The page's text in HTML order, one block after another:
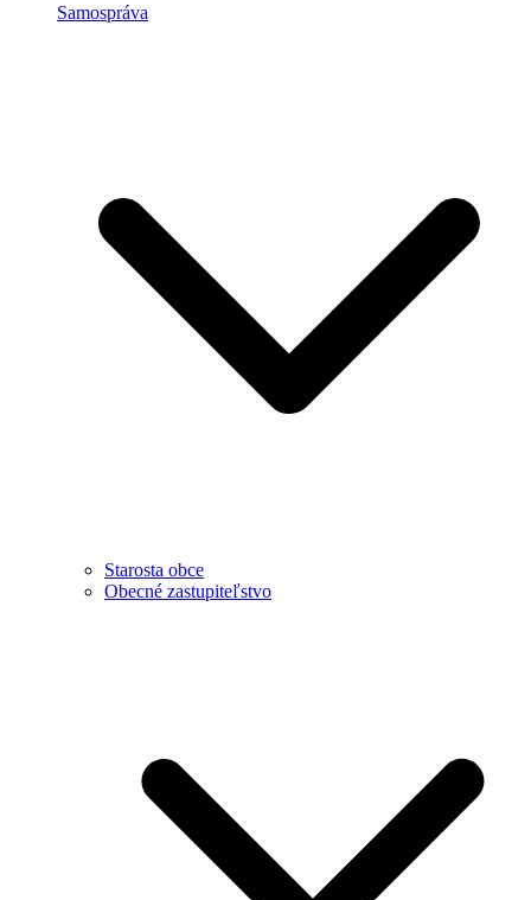
Samospráva
Starosta obce
Obecné zastupiteľstvo